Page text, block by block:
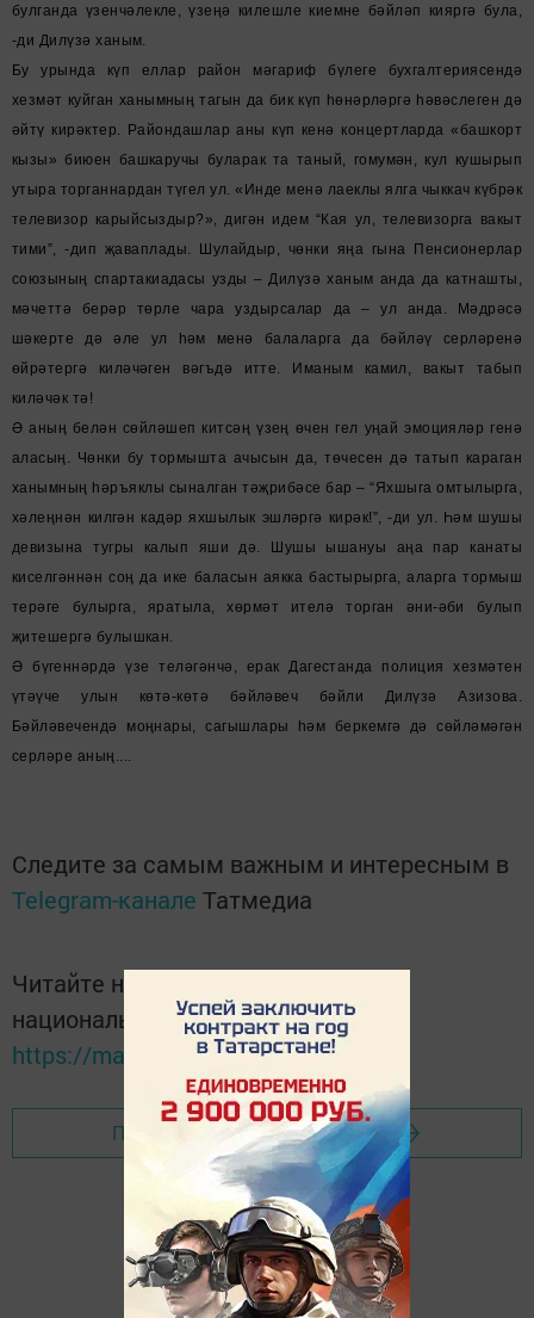
булганда үзенчәлекле, үзеңә килешле киемне бәйләп кияргә була,
-ди Дилүзә ханым.
Бу урында күп еллар район мәгариф бүлеге бухгалтериясендә
хезмәт куйган ханымның тагын да бик күп һөнәрләргә һәвәслеген дә
әйтү кирәктер. Райондашлар аны күп кенә концертларда «башкорт
кызы» биюен башкаручы буларак та таный, гомумән, кул кушырып
утыра торганнардан түгел ул. «Инде менә лаеклы ялга чыккач күбрәк
телевизор карыйсыздыр?», дигән идем “Кая ул, телевизорга вакыт
тими”, -дип җаваплады. Шулайдыр, чөнки яңа гына Пенсионерлар
союзының спартакиадасы узды – Дилүзә ханым анда да катнашты,
мәчеттә берәр төрле чара уздырсалар да – ул анда. Мәдрәсә
шәкерте дә әле ул һәм менә балаларга да бәйләү серләренә
өйрәтергә киләчәген вәгъдә итте. Иманым камил, вакыт табып
киләчәк тә!
Ә аның белән сөйләшеп китсәң үзең өчен гел уңай эмоцияләр генә
аласың. Чөнки бу тормышта ачысын да, төчесен дә татып караган
ханымның һәръяклы сыналган тәҗрибәсе бар – “Яхшыга омтылырга,
хәлеңнән килгән кадәр яхшылык эшләргә кирәк!”, -ди ул. Һәм шушы
девизына тугры калып яши дә. Шушы ышануы аңа пар канаты
киселгәннән соң да ике баласын аякка бастырырга, аларга тормыш
терәге булырга, яратыла, хөрмәт ителә торган әни-әби булып
җитешергә булышкан.
Ә бүгеннәрдә үзе теләгәнчә, ерак Дагестанда полиция хезмәтен
үтәүче улын көтә-көтә бәйләвеч бәйли Дилүзә Азизова.
Бәйләвечендә моңнары, сагышлары һәм беркемгә дә сөйләмәгән
серләре аның....
Следите за самым важным и интересным в
Telegram-канале Татмедиа
Читайте новости Татарстана в
национальном мессенджере MАХ:
https://max.ru/tatmedia
Перейти на страницу новости